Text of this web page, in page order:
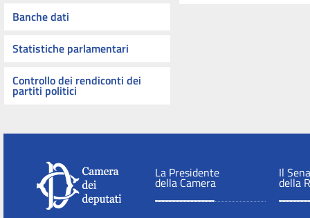
Banche dati
Statistiche parlamentari
Controllo dei rendiconti dei
partiti politici
La Presidente
della Camera
Il
della